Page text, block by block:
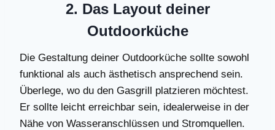
2. Das Layout deiner
Outdoorküche
Die Gestaltung deiner Outdoorküche sollte sowohl
funktional als auch ästhetisch ansprechend sein.
Überlege, wo du den Gasgrill platzieren möchtest.
Er sollte leicht erreichbar sein, idealerweise in der
Nähe von Wasseranschlüssen und Stromquellen.